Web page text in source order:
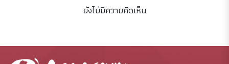
ยังไม่มีความคิดเห็น